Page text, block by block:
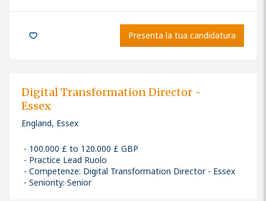
Presenta la tua candidatura
Digital Transformation Director -
Essex
England, Essex
100.000 £ to 120.000 £ GBP
Practice Lead Ruolo
Competenze: Digital Transformation Director - Essex
Seniority: Senior